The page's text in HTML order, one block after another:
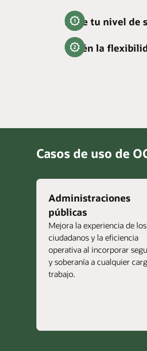
Elige tu nivel de
Obtén la
Casos de uso de
Administraciones
públicas
Mejora la experiencia de los
ciudadanos y la eficiencia
operativa al incorporar
y soberanía a cualquier
trabajo.